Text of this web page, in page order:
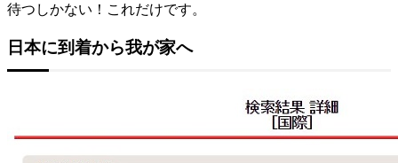
待つしかない！これだけです。
日本に到着から我が家へ